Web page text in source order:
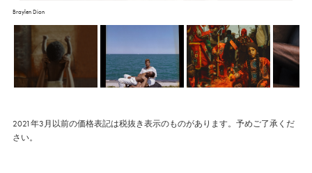
Braylen Dion
2021年3月以前の価格表記は税抜き表示のものがあります。予めご了承くだ
さい。